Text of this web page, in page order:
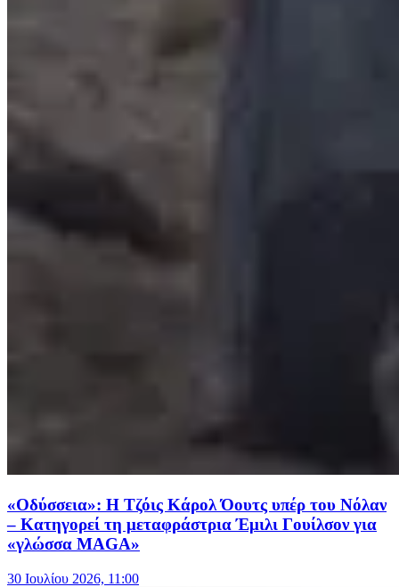
«Οδύσσεια»: Η Τζόις Κάρολ Όουτς υπέρ του Νόλαν
– Κατηγορεί τη μεταφράστρια Έμιλι Γουίλσον για
«γλώσσα MAGA»
30 Ιουλίου 2026, 11:00